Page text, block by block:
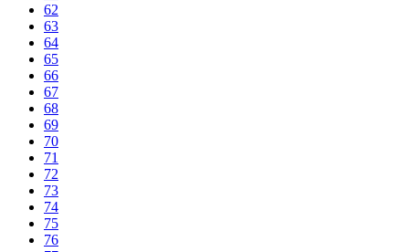
62
63
64
65
66
67
68
69
70
71
72
73
74
75
76